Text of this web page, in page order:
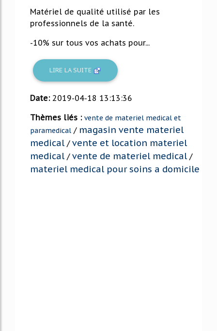
Matériel de qualité utilisé par les
professionnels de la santé.
-10% sur tous vos achats pour...
LIRE LA SUITE
Date: 2019-04-18 13:13:36
Thèmes liés : vente de materiel medical et
paramedical / magasin vente materiel
medical / vente et location materiel
medical / vente de materiel medical /
materiel medical pour soins a domicile